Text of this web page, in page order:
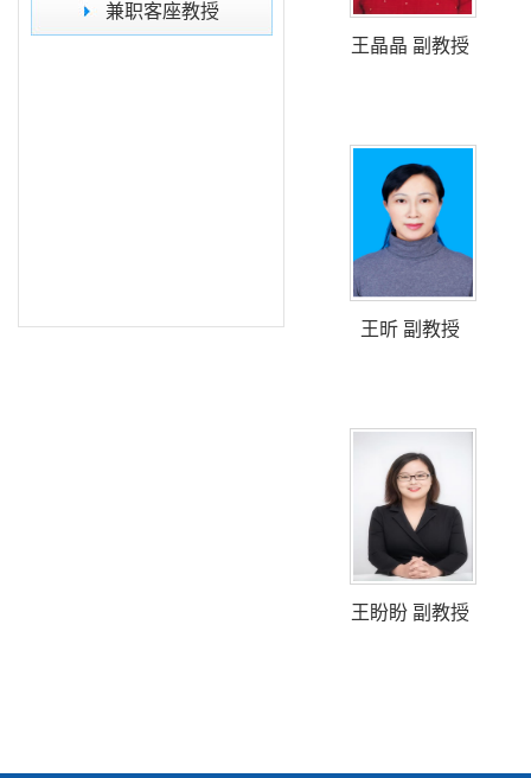
兼职客座教授
王晶晶 副教授
王昕 副教授
王盼盼 副教授